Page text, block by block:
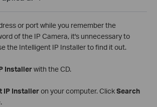
or port while you remember the
of the IP Camera, it's unnecessary to
the Intelligent IP Installer to find it out.
Installerwith the CD.
IP Installeron your computer. ClickSearch